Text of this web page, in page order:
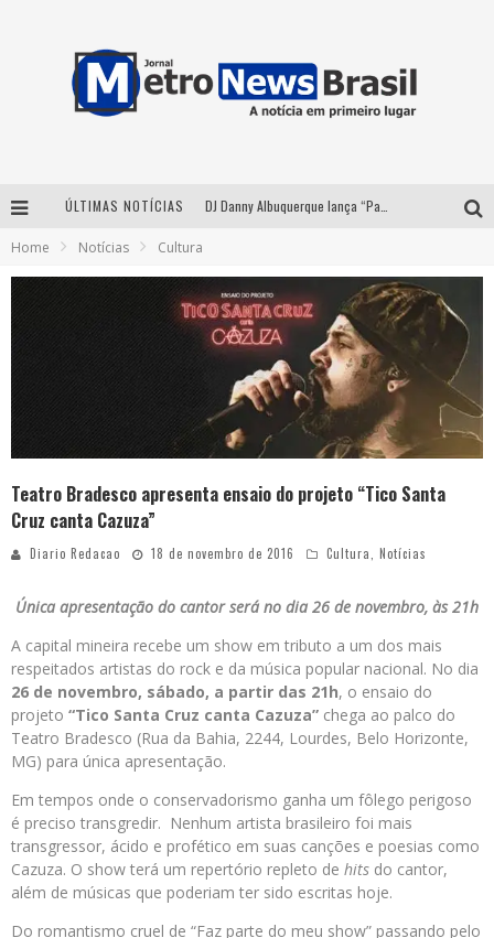
ÚLTIMAS NOTÍCIAS
Modão Mangalarga Marchador reúne Zezé Di Camargo, Clayton & Romário e Bruna Lipiani nesta sexta-feira no Expominas
Home Notícias Cultura
Teatro Bradesco apresenta ensaio do projeto “Tico Santa
Cruz canta Cazuza”
Diario Redacao 18 de novembro de 2016 Cultura Notícias
Única apresentação do cantor será no dia 26 de novembro, às 21h
A capital mineira recebe um show em tributo a um dos mais
respeitados artistas do rock e da música popular nacional. No dia
26 de novembro, sábado, a partir das 21h, o ensaio do
projeto “Tico Santa Cruz canta Cazuza” chega ao palco do
Teatro Bradesco (Rua da Bahia, 2244, Lourdes, Belo Horizonte,
MG) para única apresentação.
Em tempos onde o conservadorismo ganha um fôlego perigoso
é preciso transgredir. Nenhum artista brasileiro foi mais
transgressor, ácido e profético em suas canções e poesias como
Cazuza. O show terá um repertório repleto de hits do cantor,
além de músicas que poderiam ter sido escritas hoje.
Do romantismo cruel de “Faz parte do meu show” passando pelo